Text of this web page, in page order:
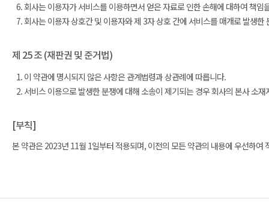
회사는 이용자가 서비스를 이용하면서 얻은 자료로 인한 손해에 대하여 책임
회사는 이용자 상호간 및 이용자와 제 3자 상호 간에 서비스를 매개로 발생
제 25 조 (재판권 및 준거법)
이 약관에 명시되지 않은 사항은 관계법령과 상관례에 따릅니다.
서비스 이용으로 발생한 분쟁에 대해 소송이 제기되는 경우 회사의 본사 소
[부칙]
본 약관은 2023년 11월 1일부터 적용되며, 이전의 모든 약관의 내용에 우선하여